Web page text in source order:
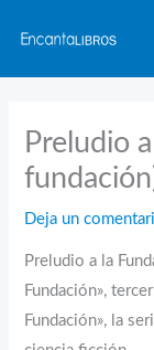
contenido
Preludio
Deja un
Preludio a la
Fundación»,
Fundación», la